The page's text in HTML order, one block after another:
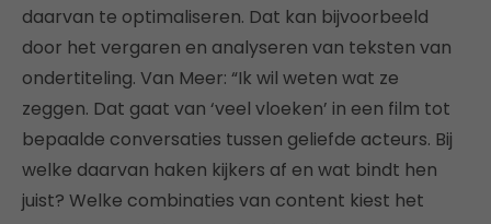
daarvan te optimaliseren. Dat kan bijvoorbeeld
door het vergaren en analyseren van teksten van
ondertiteling. Van Meer: “Ik wil weten wat ze
zeggen. Dat gaat van ‘veel vloeken’ in een film tot
bepaalde conversaties tussen geliefde acteurs. Bij
welke daarvan haken kijkers af en wat bindt hen
juist? Welke combinaties van content kiest het